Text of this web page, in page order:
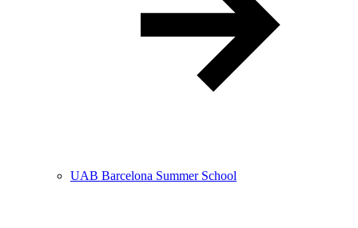
UAB Barcelona Summer School